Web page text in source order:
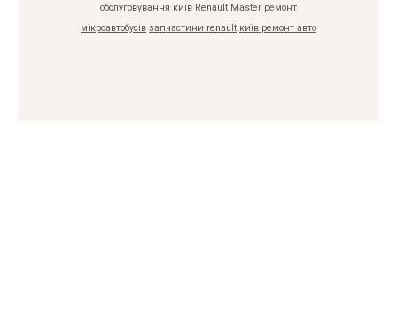
обслуговування київ Renault Master ремонт
мікроавтобусів запчастини renault київ ремонт авто